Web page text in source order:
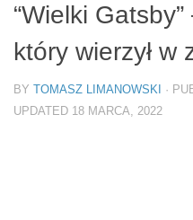
“Wielki
który wierzył w
BY TOMASZ LIMANOWSKI ·
UPDATED 18 MARCA, 2022